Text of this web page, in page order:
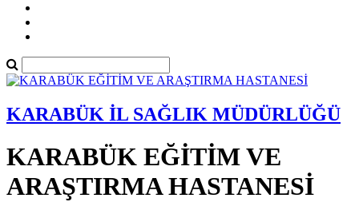
KARABÜK İL SAĞLIK MÜDÜRLÜĞÜ
KARABÜK EĞİTİM VE
ARAŞTIRMA HASTANESİ